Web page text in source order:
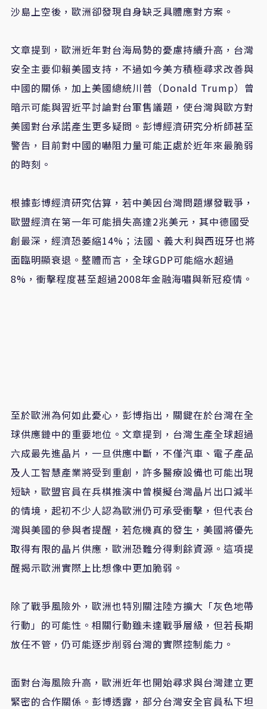
沙島上空後，歐洲卻發現自身缺乏具體應對方案。
文章提到，歐洲近年對台海局勢的憂慮持續升高，台灣
安全主要仰賴美國支持，不過如今美方積極尋求改善與
中國的關係，加上美國總統川普（Donald Trump）曾
暗示可能與習近平討論對台軍售議題，使台灣與歐方對
美國對台承諾產生更多疑問。彭博經濟研究分析師甚至
警告，目前對中國的嚇阻力量可能正處於近年來最脆弱
的時刻。
根據彭博經濟研究估算，若中美因台灣問題爆發戰爭，
歐盟經濟在第一年可能損失高達2兆美元，其中德國受
創最深，經濟恐萎縮14%；法國、義大利與西班牙也將
面臨明顯衰退。整體而言，全球GDP可能縮水超過
8%，衝擊程度甚至超過2008年金融海嘯與新冠疫情。
至於歐洲為何如此憂心，彭博指出，關鍵在於台灣在全
球供應鏈中的重要地位。文章提到，台灣生產全球超過
六成最先進晶片，一旦供應中斷，不僅汽車、電子產品
及人工智慧產業將受到重創，許多醫療設備也可能出現
短缺，歐盟官員在兵棋推演中曾模擬台灣晶片出口減半
的情境，起初不少人認為歐洲仍可承受衝擊，但代表台
灣與美國的參與者提醒，若危機真的發生，美國將優先
取得有限的晶片供應，歐洲恐難分得剩餘資源。這項提
醒揭示歐洲實際上比想像中更加脆弱。
除了戰爭風險外，歐洲也特別關注陸方擴大「灰色地帶
行動」的可能性。相關行動雖未達戰爭層級，但若長期
放任不管，仍可能逐步削弱台灣的實際控制能力。
面對台海風險升高，歐洲近年也開始尋求與台灣建立更
緊密的合作關係。彭博透露，部分台灣安全官員私下坦